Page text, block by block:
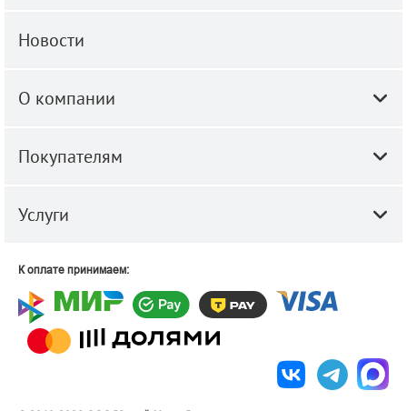
Новости
О компании
Покупателям
Услуги
К оплате принимаем: